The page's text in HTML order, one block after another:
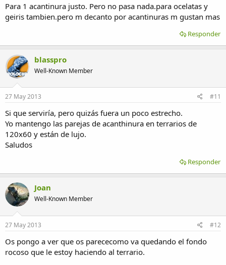
Para 1 acantinura justo. Pero no pasa nada.para ocelatas y
geiris tambien.pero m decanto por acantinuras m gustan mas
Responder
blasspro
Well-Known Member
27 May 2013 #11
Si que serviría, pero quizás fuera un poco estrecho.
Yo mantengo las parejas de acanthinura en terrarios de
120x60 y están de lujo.
Saludos
Responder
Joan
Well-Known Member
27 May 2013 #12
Os pongo a ver que os parececomo va quedando el fondo
rocoso que le estoy haciendo al terrario.